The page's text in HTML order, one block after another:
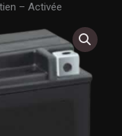
– Activée